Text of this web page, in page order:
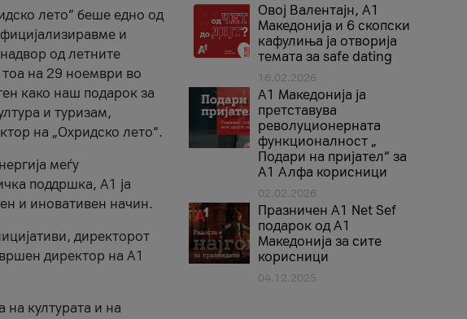
лето” беше едно од
и
од летните
тоа на 29 ноември во
како наш подарок за
и туризам,
на „Охридско лето“.
меѓу
поддршка, A1 ја
и иновативен начин.
директорот
директор на A1
на културата и на
Овој Валентајн, A1
Македонија и 6 скопски
кафулиња ја отворија
темата за safe dating
16.02.2026
А1 Македонија ја
претставува
револуционерната
функционалност „
Подари на пријател“ за
А1 Алфа корисници
02.02.2026
Празничен A1 Net Sеf
подарок од А1
Македонија за сите
корисници
04.12.2025